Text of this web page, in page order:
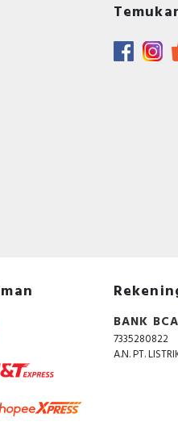
BANK BCA
7335280822
A.N. PT.